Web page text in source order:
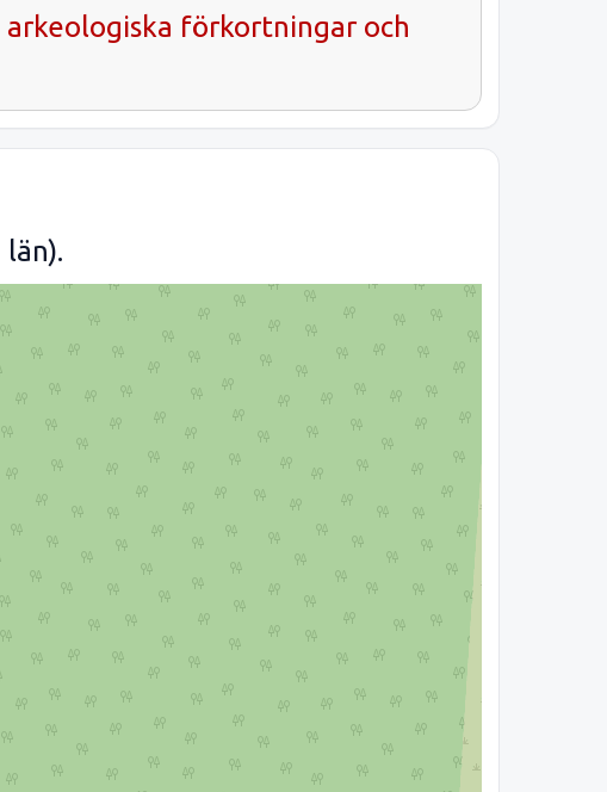
arkeologiska förkortningar och
län).